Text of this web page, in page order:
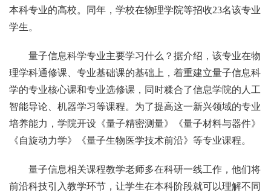
本科专业的高校。同年，学校在物理学院等招收23名该专业
学生。
量子信息科学专业主要学习什么？据介绍，该专业在物
理学科通修课、专业基础课的基础上，着重建立量子信息科
学的专业核心课和专业选修课，同时糅合了信息学院的人工
智能导论、机器学习等课程。为了提高这一新兴领域的专业
培养能力，学院开设《量子精密测量》《量子材料与器件》
《自旋动力学》《量子生物医学技术前沿》等专业课程。
量子信息相关课程教学老师多在科研一线工作，他们将
前沿科技引入教学环节，让学生在本科阶段就可以理解不同